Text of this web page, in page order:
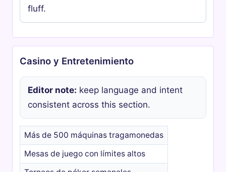
fluff.
Casino y Entretenimiento
Editor note: keep language and intent
consistent across this section.
Más de 500 máquinas tragamonedas
Mesas de juego con límites altos